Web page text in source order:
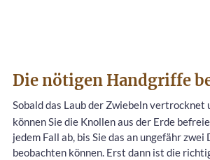
Die nötigen Handgriffe
Sobald das Laub der Zwiebeln vertrocknet
können Sie die Knollen aus der Erde
jedem Fall ab, bis Sie das an ungefähr
beobachten können. Erst dann ist die